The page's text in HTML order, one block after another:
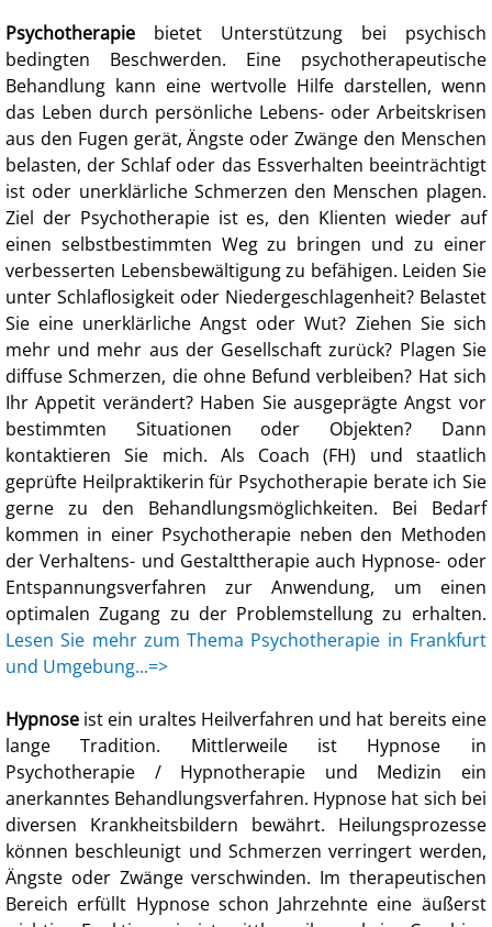
Psychotherapie bietet Unterstützung bei psychisch
bedingten Beschwerden. Eine psychotherapeutische
Behandlung kann eine wertvolle Hilfe darstellen, wenn
das Leben durch persönliche Lebens- oder Arbeitskrisen
aus den Fugen gerät, Ängste oder Zwänge den Menschen
belasten, der Schlaf oder das Essverhalten beeinträchtigt
ist oder unerklärliche Schmerzen den Menschen plagen.
Ziel der Psychotherapie ist es, den Klienten wieder auf
einen selbstbestimmten Weg zu bringen und zu einer
verbesserten Lebensbewältigung zu befähigen. Leiden Sie
unter Schlaflosigkeit oder Niedergeschlagenheit? Belastet
Sie eine unerklärliche Angst oder Wut? Ziehen Sie sich
mehr und mehr aus der Gesellschaft zurück? Plagen Sie
diffuse Schmerzen, die ohne Befund verbleiben? Hat sich
Ihr Appetit verändert? Haben Sie ausgeprägte Angst vor
bestimmten Situationen oder Objekten? Dann
kontaktieren Sie mich. Als Coach (FH) und staatlich
geprüfte Heilpraktikerin für Psychotherapie berate ich Sie
gerne zu den Behandlungsmöglichkeiten. Bei Bedarf
kommen in einer Psychotherapie neben den Methoden
der Verhaltens- und Gestalttherapie auch Hypnose- oder
Entspannungsverfahren zur Anwendung, um einen
optimalen Zugang zu der Problemstellung zu erhalten.
Lesen Sie mehr zum Thema Psychotherapie in Frankfurt
und Umgebung...=>
Hypnose ist ein uraltes Heilverfahren und hat bereits eine
lange Tradition. Mittlerweile ist Hypnose in
Psychotherapie / Hypnotherapie und Medizin ein
anerkanntes Behandlungsverfahren. Hypnose hat sich bei
diversen Krankheitsbildern bewährt. Heilungsprozesse
können beschleunigt und Schmerzen verringert werden,
Ängste oder Zwänge verschwinden. Im therapeutischen
Bereich erfüllt Hypnose schon Jahrzehnte eine äußerst